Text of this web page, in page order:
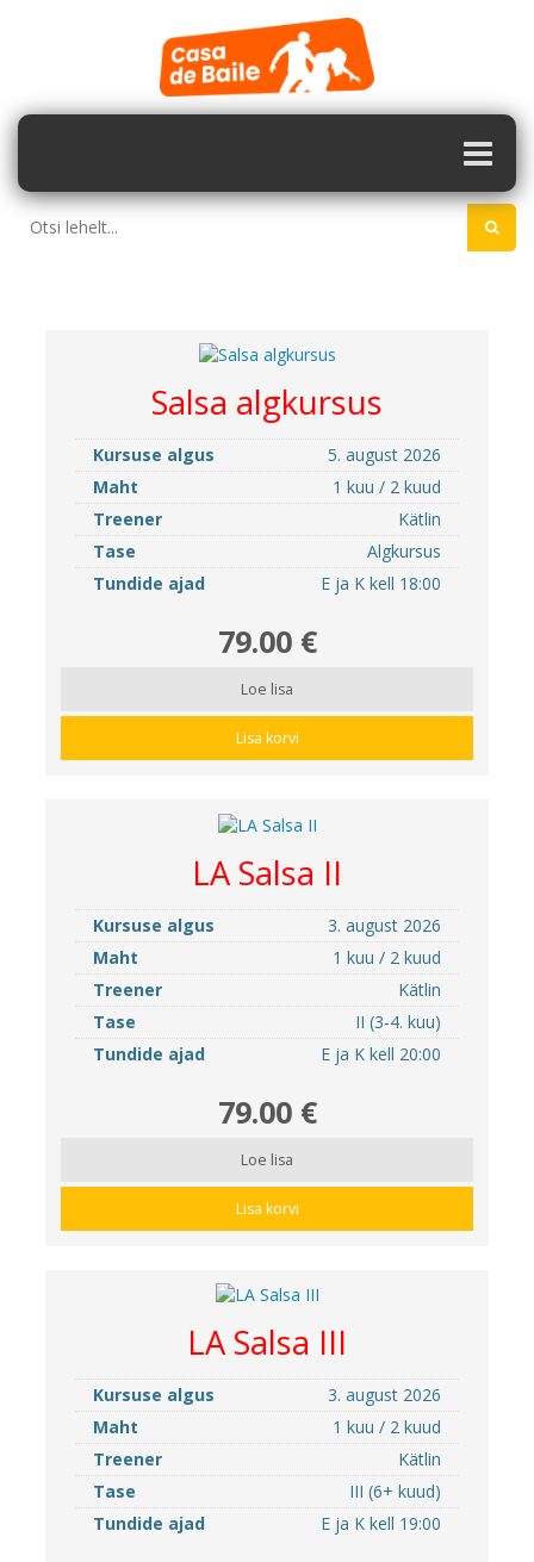
Salsa algkursus
Kursuse algus
5. august 2026
Maht
1 kuu / 2 kuud
Treener
Kätlin
Tase
Algkursus
Tundide ajad
E ja K kell 18:00
79.00 €
Loe lisa
Lisa korvi
LA Salsa II
Kursuse algus
3. august 2026
Maht
1 kuu / 2 kuud
Treener
Kätlin
Tase
II (3-4. kuu)
Tundide ajad
E ja K kell 20:00
79.00 €
Loe lisa
Lisa korvi
LA Salsa III
Kursuse algus
3. august 2026
Maht
1 kuu / 2 kuud
Treener
Kätlin
Tase
III (6+ kuud)
Tundide ajad
E ja K kell 19:00